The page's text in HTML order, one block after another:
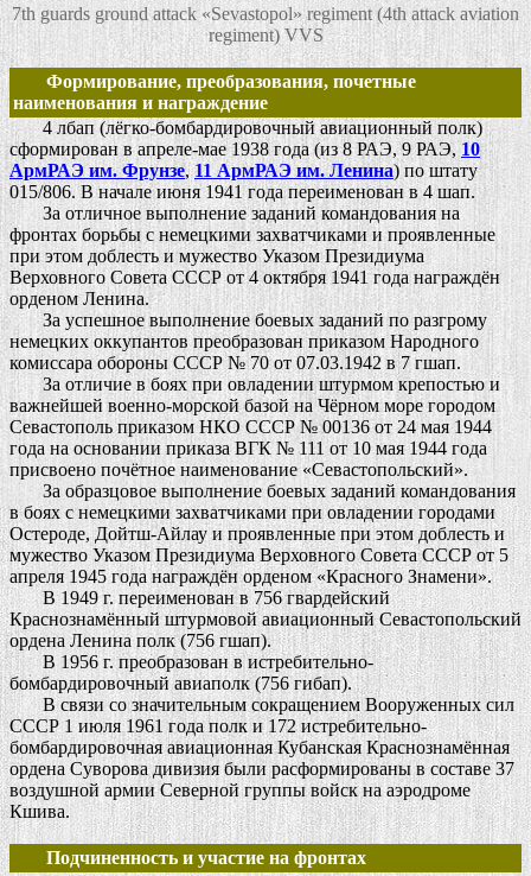
7th guards ground attack «Sevastopol» regiment (4th attack aviation
regiment) VVS
Формирование, преобразования, почетные
наименования и награждение
4 лбап (лёгко-бомбардировочный авиационный полк)
сформирован в апреле-мае 1938 года (из 8 РАЭ, 9 РАЭ,10
АрмРАЭ им. Фрунзе,11 АрмРАЭ им. Ленина) по штату
015/806. В начале июня 1941 года переименован в 4 шап.
За отличное выполнение заданий командования на
фронтах борьбы с немецкими захватчиками и проявленные
при этом доблесть и мужество Указом Президиума
Верховного Совета СССР от 4 октября 1941 года награждён
орденом Ленина.
За успешное выполнение боевых заданий по разгрому
немецких оккупантов преобразован приказом Народного
комиссара обороны СССР № 70 от 07.03.1942 в 7 гшап.
За отличие в боях при овладении штурмом крепостью и
важнейшей военно-морской базой на Чёрном море городом
Севастополь приказом НКО СССР № 00136 от 24 мая 1944
года на основании приказа ВГК № 111 от 10 мая 1944 года
присвоено почётное наименование «Севастопольский».
За образцовое выполнение боевых заданий командования
в боях с немецкими захватчиками при овладении городами
Остероде, Дойтш-Айлау и проявленные при этом доблесть и
мужество Указом Президиума Верховного Совета СССР от 5
апреля 1945 года награждён орденом «Красного Знамени».
В 1949 г. переименован в 756 гвардейский
Краснознамённый штурмовой авиационный Севастопольский
ордена Ленина полк (756 гшап).
В 1956 г. преобразован в истребительно-
бомбардировочный авиаполк (756 гибап).
В связи со значительным сокращением Вооруженных сил
СССР 1 июля 1961 года полк и 172 истребительно-
бомбардировочная авиационная Кубанская Краснознамённая
ордена Суворова дивизия были расформированы в составе 37
воздушной армии Северной группы войск на аэродроме
Кшива.
Подчиненность и участие на фронтах